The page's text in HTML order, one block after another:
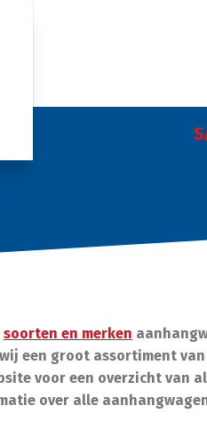
soorten en merken
een groot assortiment van
voor een overzicht van
over alle